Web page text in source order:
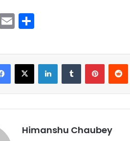
E
ai
l
ar
e
Himanshu Chaubey